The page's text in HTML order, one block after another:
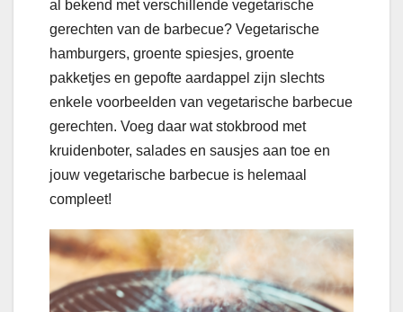
al bekend met verschillende vegetarische
gerechten van de barbecue? Vegetarische
hamburgers, groente spiesjes, groente
pakketjes en gepofte aardappel zijn slechts
enkele voorbeelden van vegetarische barbecue
gerechten. Voeg daar wat stokbrood met
kruidenboter, salades en sausjes aan toe en
jouw vegetarische barbecue is helemaal
compleet!